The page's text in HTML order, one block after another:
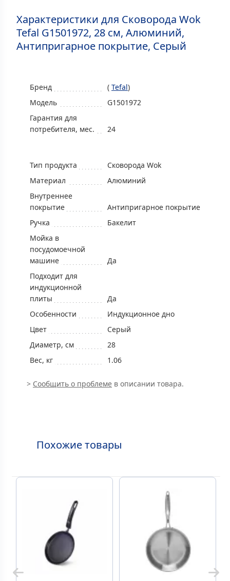
Характеристики для Сковорода Wok
Tefal G1501972, 28 см, Алюминий,
Антипригарное покрытие, Серый
Бренд ( Tefal)
Модель
G1501972
Гарантия для
потребителя, мес.
24
Тип продукта
Сковорода Wok
Материал
Aлюминий
Внутреннее
покрытие
Антипригарное покрытие
Ручка
Бакелит
Мойка в
посудомоечной
машине
Да
Подходит для
индукционной
плиты
Да
Особенности
Индукционное дно
Цвет
Серый
Диаметр, см
28
Вес, кг
1.06
> Сообщить о проблеме в описании товара.
Похожие товары